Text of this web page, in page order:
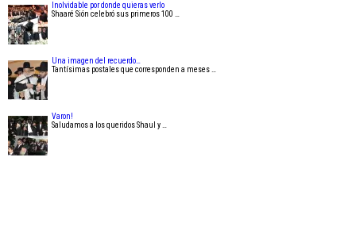
Inolvidable por donde quieras verlo
Shaaré Sión celebró sus primeros 100 …
Una imagen del recuerdo…
Tantísimas postales que corresponden a meses …
Varon!
Saludamos a los queridos Shaul y …